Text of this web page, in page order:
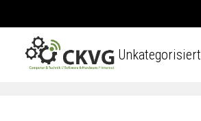
Unkategorisiert